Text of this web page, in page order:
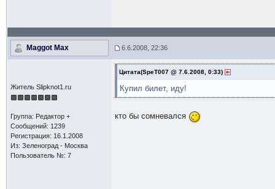
Maggot Max 6.6.2008, 22:36
Житель Slipknot1.ru
Группа: Редактор +
Сообщений: 1239
Регистрация: 16.1.2008
Из: Зеленоград - Москва
Пользователь №: 7
Цитата(SpeT007 @ 7.6.2008, 0:33)
Купил билет, иду!
кто бы сомневался